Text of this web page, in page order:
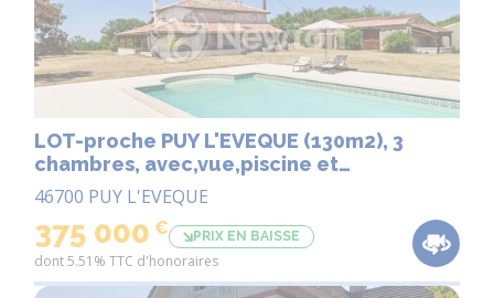
LOT-proche PUY L'EVEQUE (130m2), 3
chambres, avec,vue,piscine et
46700 PUY L'EVEQUE
375 000 € PRIX EN BAISSE
dont 5.51% TTC d'honoraires